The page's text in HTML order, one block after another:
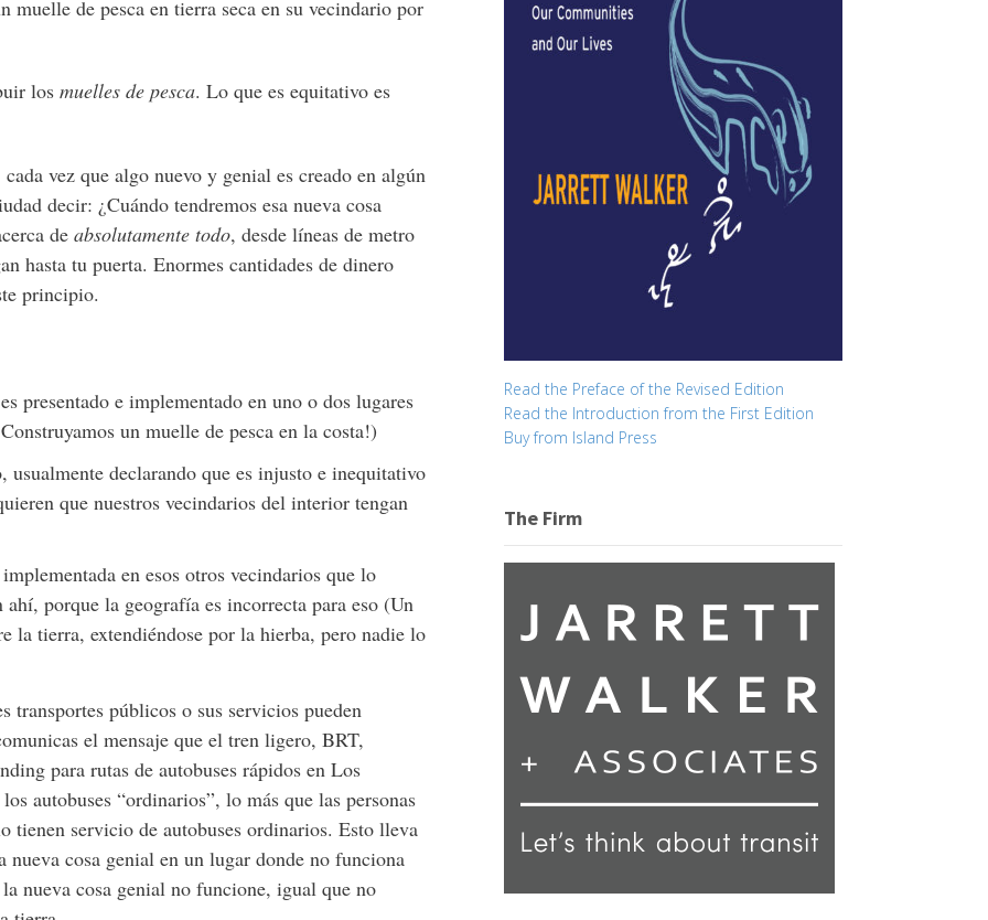
de pesca en tierra seca en su vecindario por
los muelles de pesca. Lo que es equitativo es
vez que algo nuevo y genial es creado en algún
decir: ¿Cuándo tendremos esa nueva cosa
de absolutamente todo, desde líneas de metro
hasta tu puerta. Enormes cantidades de dinero
principio.
presentado e implementado en uno o dos lugares
un muelle de pesca en la costa!)
declarando que es injusto e inequitativo
que nuestros vecindarios del interior tengan
en esos otros vecindarios que lo
porque la geografía es incorrecta para eso (Un
la tierra, extendiéndose por la hierba, pero nadie lo
transportes públicos o sus servicios pueden
el mensaje que el tren ligero, BRT,
para rutas de autobuses rápidos en Los
autobuses “ordinarios”, lo más que las personas
tienen servicio de autobuses ordinarios. Esto lleva
cosa genial en un lugar donde no funciona
nueva cosa genial no funcione, igual que no
Read the Preface of the Revised Edition
Read the Introduction from the First Edition
Buy from Island Press
The Firm